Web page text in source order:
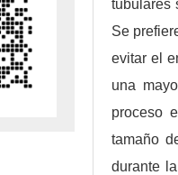
tubulares
Se
evitar el
una
proceso
tamaño
durante